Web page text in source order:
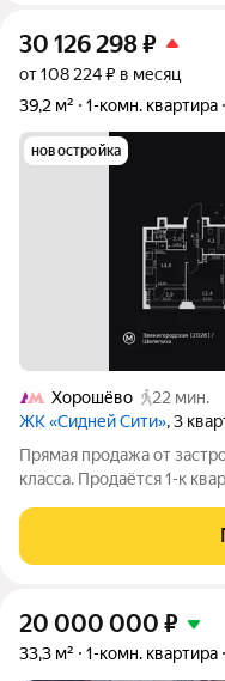
30 126 298₽
от 108 224 ₽ в месяц
39,2 м²
1-комн. квартира
новостройка
Хорошёво
22 мин.
ЖК «Сидней Сити», 3
Прямая продажа от
класса. Продаётся 1-к
отделка. - Линейная
функциональность и
20 000 000 ₽
33,3 м² 1-комн. квартира